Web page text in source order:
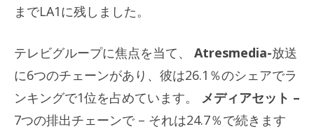
までLA1に残しました。
テレビグループに焦点を当て、 Atresmedia-放送
に6つのチェーンがあり、彼は26.1％のシェアでラ
ンキングで1位を占めています。
メディアセット –
7つの排出チェーンで – それは24.7％で続きます